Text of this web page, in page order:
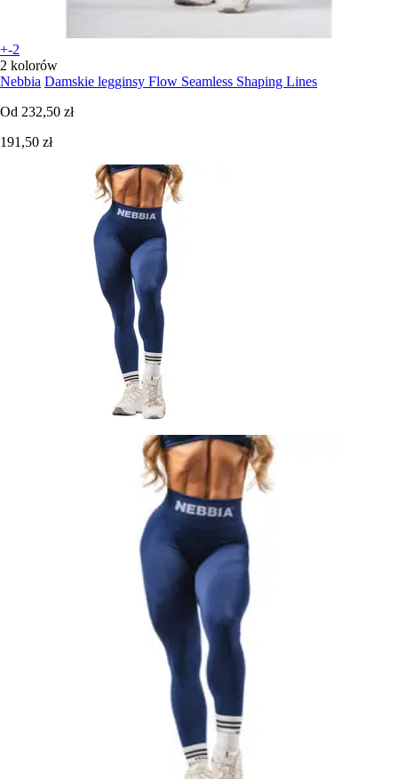
+-2
2 kolorów
Nebbia Damskie legginsy Flow Seamless Shaping Lines
Od 232,50 zł
191,50 zł